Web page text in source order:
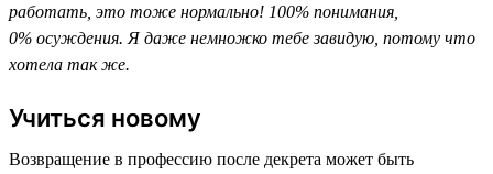
работать, это тоже нормально! 100% понимания,
0% осуждения. Я даже немножко тебе завидую, потому что
хотела так же.
Учиться новому
Возвращение в профессию после декрета может быть